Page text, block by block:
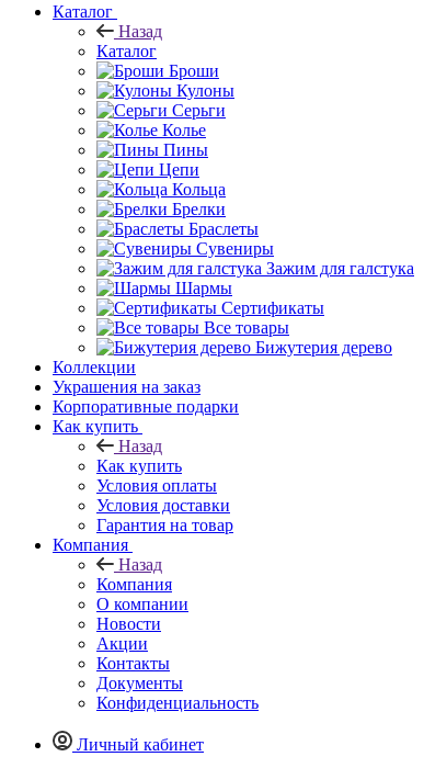
Каталог
Назад
Каталог
Броши
Кулоны
Серьги
Колье
Пины
Цепи
Кольца
Брелки
Браслеты
Сувениры
Зажим для галстука
Шармы
Сертификаты
Все товары
Бижутерия дерево
Коллекции
Украшения на заказ
Корпоративные подарки
Как купить
Назад
Как купить
Условия оплаты
Условия доставки
Гарантия на товар
Компания
Назад
Компания
О компании
Новости
Акции
Контакты
Документы
Конфиденциальность
Личный кабинет